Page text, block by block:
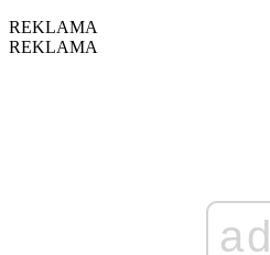
REKLAMA
REKLAMA
ad